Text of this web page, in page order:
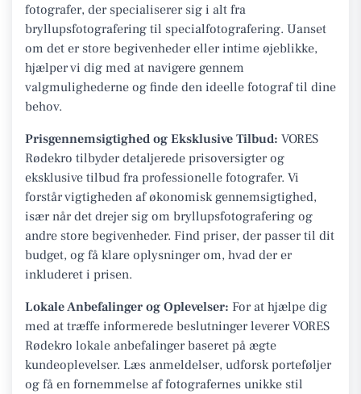
fotografer, der specialiserer sig i alt fra
bryllupsfotografering til specialfotografering. Uanset
om det er store begivenheder eller intime øjeblikke,
hjælper vi dig med at navigere gennem
valgmulighederne og finde den ideelle fotograf til dine
behov.
Prisgennemsigtighed og Eksklusive Tilbud: VORES
Rødekro tilbyder detaljerede prisoversigter og
eksklusive tilbud fra professionelle fotografer. Vi
forstår vigtigheden af økonomisk gennemsigtighed,
især når det drejer sig om bryllupsfotografering og
andre store begivenheder. Find priser, der passer til dit
budget, og få klare oplysninger om, hvad der er
inkluderet i prisen.
Lokale Anbefalinger og Oplevelser: For at hjælpe dig
med at træffe informerede beslutninger leverer VORES
Rødekro lokale anbefalinger baseret på ægte
kundeoplevelser. Læs anmeldelser, udforsk porteføljer
og få en fornemmelse af fotografernes unikke stil